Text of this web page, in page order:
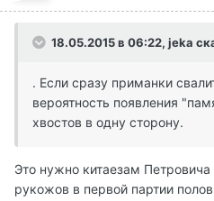
18.05.2015 в 06:22, jeka
. Если сразу приманки
вероятность появления
хвостов в одну сторону.
Это нужно китаезам Петровича
рукожов в первой партии